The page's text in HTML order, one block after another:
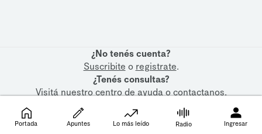
¿No tenés cuenta?
Suscribite o registrate.
¿Tenés consultas?
Visitá nuestrocentro de ayudaocontactanos.
Portada Apuntes Lo más leído Radio Ingresar